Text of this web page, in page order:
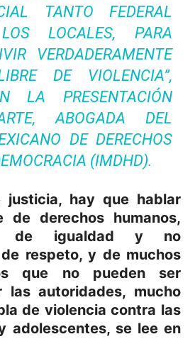
TANTO FEDERAL
LOCALES, PARA
VERDADERAMENTE
DE VIOLENCIA”,
LA PRESENTACIÓN
ABOGADA DEL
DE DERECHOS
(IMDHD).
justicia, hay que hablar
de derechos humanos,
de igualdad y no
respeto, y de muchos
que no pueden ser
las autoridades, mucho
de violencia contra las
adolescentes, se lee en